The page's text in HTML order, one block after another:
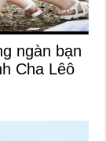
ngàn bạn
Cha Lêô